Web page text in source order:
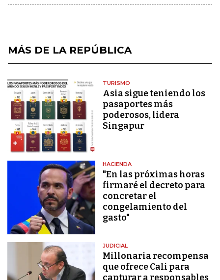
MÁS DE LA REPÚBLICA
TURISMO
Asia sigue teniendo los
pasaportes más
poderosos, lidera
Singapur
HACIENDA
"En las próximas horas
firmaré el decreto para
concretar el
congelamiento del
gasto"
JUDICIAL
Millonaria recompensa
que ofrece Cali para
capturar a responsables